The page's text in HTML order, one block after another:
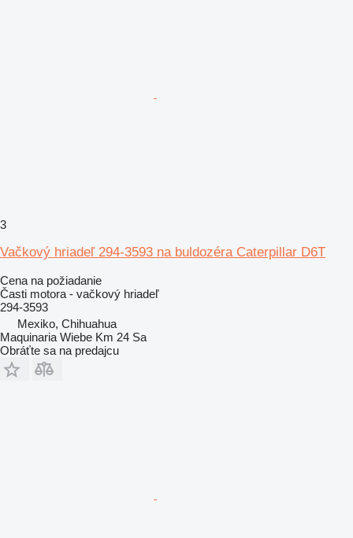
3
Vačkový hriadeľ 294-3593 na buldozéra Caterpillar D6T
Cena na požiadanie
Časti motora - vačkový hriadeľ
294-3593
Mexiko, Chihuahua
Maquinaria Wiebe Km 24 Sa
Obráťte sa na predajcu